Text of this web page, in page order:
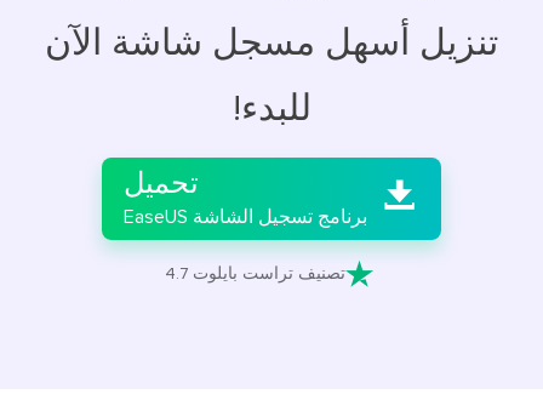
تنزيل أسهل مسجل شاشة الآن
للبدء!
 تحميل
برنامج تسجيل الشاشة EaseUS
تصنيف تراست بايلوت 4.7